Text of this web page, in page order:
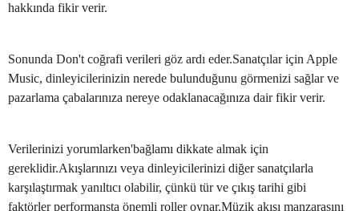
hakkında fikir verir.
Sonunda Don't coğrafi verileri göz ardı eder.Sanatçılar için Apple
Music, dinleyicilerinizin nerede bulunduğunu görmenizi sağlar ve
pazarlama çabalarınıza nereye odaklanacağınıza dair fikir verir.
Verilerinizi yorumlarken'bağlamı dikkate almak için
gereklidir.Akışlarınızı veya dinleyicilerinizi diğer sanatçılarla
karşılaştırmak yanıltıcı olabilir, çünkü tür ve çıkış tarihi gibi
faktörler performansta önemli roller oynar.Müzik akışı manzarasını